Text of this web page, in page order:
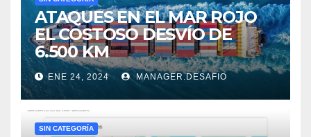
ATAQUES EN EL MAR ROJO
EL COSTOSO DESVÍO DE
6.500 KM
ENE 24, 2024 MANAGER.DESAFIO
SIN CATEGORÍA